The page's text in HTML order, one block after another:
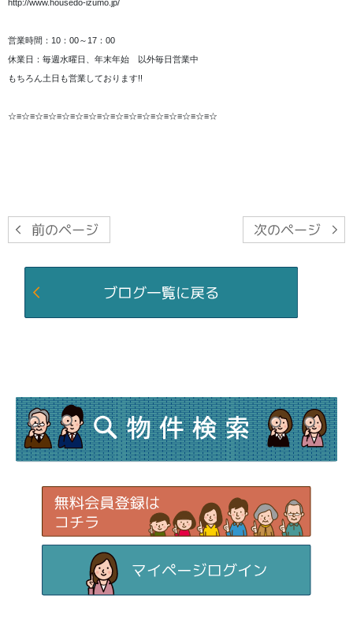
http://www.housedo-izumo.jp/
営業時間：10：00～17：00
休業日：毎週水曜日、年末年始 以外毎日営業中
もちろん土日も営業しております!!
☆≡☆≡☆≡☆≡☆≡☆≡☆≡☆≡☆≡☆≡☆≡☆≡☆≡☆≡☆≡☆